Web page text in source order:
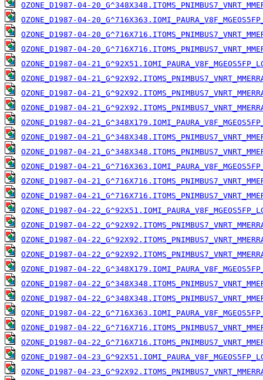
OZONE_D1987-04-
OZONE_D1987-04-
OZONE_D1987-04-
OZONE_D1987-04-
OZONE_D1987-04-
OZONE_D1987-04-
OZONE_D1987-04-
OZONE_D1987-04-
OZONE_D1987-04-
OZONE_D1987-04-
OZONE_D1987-04-
OZONE_D1987-04-
OZONE_D1987-04-
OZONE_D1987-04-
OZONE_D1987-04-
OZONE_D1987-04-
OZONE_D1987-04-
OZONE_D1987-04-
OZONE_D1987-04-
OZONE_D1987-04-
OZONE_D1987-04-
OZONE_D1987-04-
OZONE_D1987-04-
OZONE_D1987-04-
OZONE_D1987-04-
OZONE_D1987-04-